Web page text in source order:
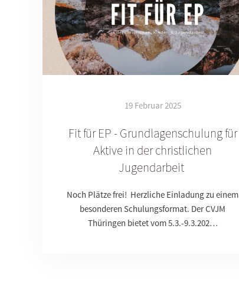
19 Februar 2025
Fit für EP - Grundlagenschulung für
Aktive in der christlichen
Jugendarbeit
Noch Plätze frei! Herzliche Einladung zu einem
besonderen Schulungsformat. Der CVJM
Thüringen bietet vom 5.3.-9.3.202…